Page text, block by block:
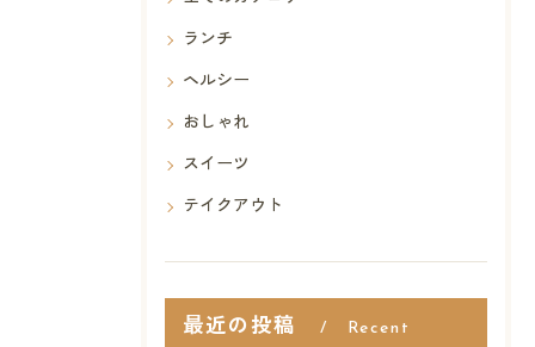
ランチ
ヘルシー
おしゃれ
スイーツ
テイクアウト
最近の投稿 Recent